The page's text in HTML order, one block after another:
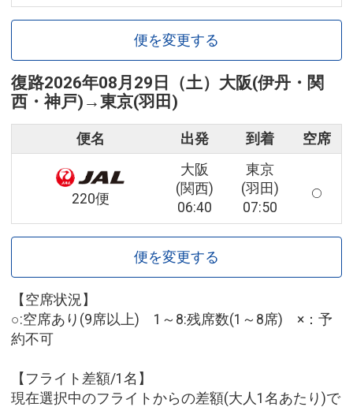
便を変更する
復路2026年08月29日（土） 大阪(伊丹・関
西・神戸) →東京(羽田)
便名 出発 到着 空席
220便
大阪
(関西)
06:40
東京
(羽田)
07:50
便を変更する
【空席状況】
○:空席あり(9席以上) 1～8:残席数(1～8席) ×：予
約不可
【フライト差額/1名】
現在選択中のフライトからの差額(大人1名あたり)で